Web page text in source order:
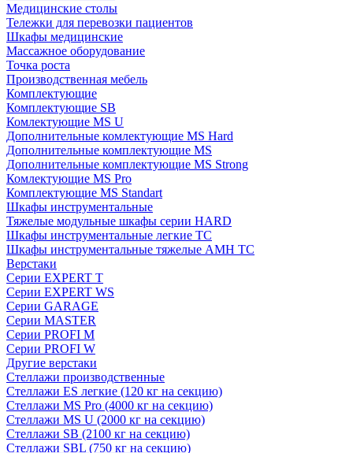
Медицинские столы
Тележки для перевозки пациентов
Шкафы медицинские
Массажное оборудование
Точка роста
Производственная мебель
Комплектующие
Комплектующие SB
Комлектующие MS U
Дополнительные комлектующие MS Hard
Дополнительные комплектующие MS
Дополнительные комплектующие MS Strong
Комлектующие MS Pro
Комплектующие MS Standart
Шкафы инструментальные
Тяжелые модульные шкафы серии HARD
Шкафы инструментальные легкие ТС
Шкафы инструментальные тяжелые AMH TC
Верстаки
Серии EXPERT T
Серии EXPERT WS
Серии GARAGE
Серии MASTER
Серии PROFI M
Серии PROFI W
Другие верстаки
Стеллажи производственные
Стеллажи ES легкие (120 кг на секцию)
Стеллажи MS Pro (4000 кг на секцию)
Стеллажи MS U (2000 кг на секцию)
Стеллажи SB (2100 кг на секцию)
Стеллажи SBL (750 кг на секцию)